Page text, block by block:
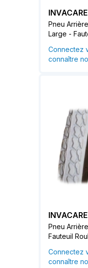
INVACARE
Pneu
Large -
Connectez
connaître
INVACARE
Pneu
Fauteuil
Connectez
connaître